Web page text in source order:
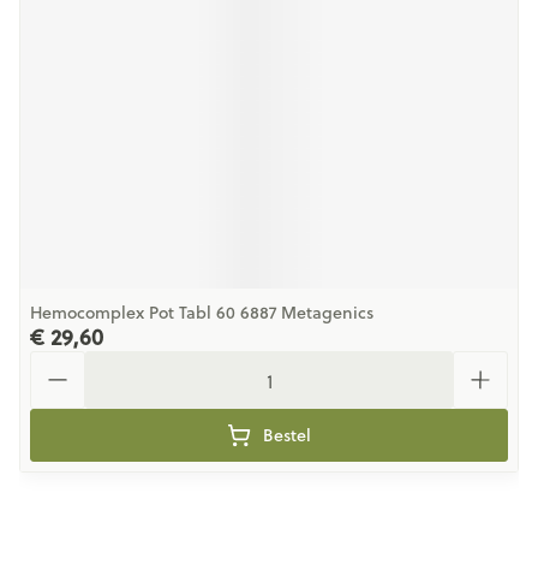
Hemocomplex Pot Tabl 60 6887 Metagenics
€ 29,60
Bestel